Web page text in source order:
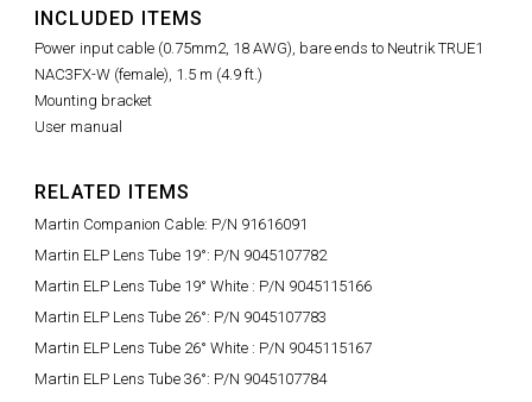
INCLUDED ITEMS
Power input cable (0.75mm2, 18 AWG), bare ends to Neutrik TRUE1
NAC3FX-W (female), 1.5 m (4.9 ft.)
Mounting bracket
User manual
RELATED ITEMS
Martin Companion Cable: P/N 91616091
Martin ELP Lens Tube 19°: P/N 9045107782
Martin ELP Lens Tube 19° White : P/N 9045115166
Martin ELP Lens Tube 26°: P/N 9045107783
Martin ELP Lens Tube 26° White : P/N 9045115167
Martin ELP Lens Tube 36°: P/N 9045107784